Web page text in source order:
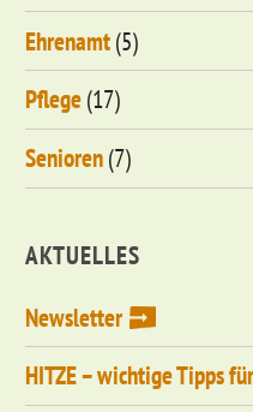
Ehrenamt(5)
Pflege(17)
Senioren(7)
AKTUELLES
Newsletter
HITZE – wichtige Tipps